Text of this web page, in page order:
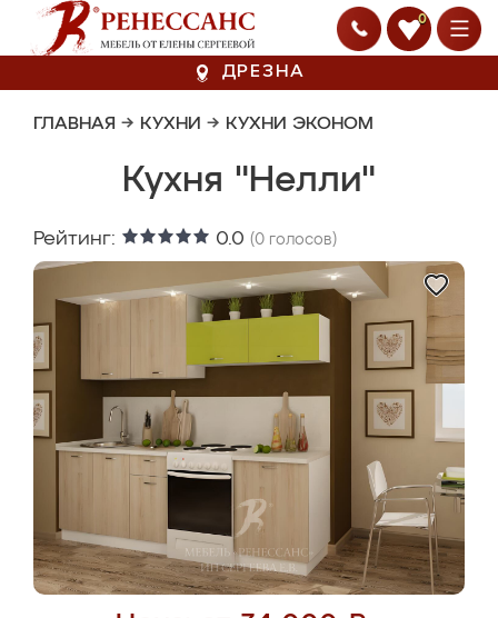
0
ДРЕЗНА
ГЛАВНАЯ → КУХНИ → КУХНИ ЭКОНОМ
Кухня "Нелли"
Рейтинг: 0.0 (0 голосов)